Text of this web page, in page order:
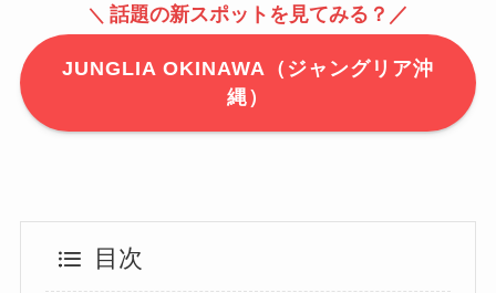
＼ 話題の新スポットを見てみる？／
JUNGLIA OKINAWA（ジャングリア沖
縄）
目次